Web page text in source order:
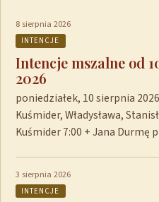
8 sierpnia 2026
INTENCJE
Intencje mszalne od
2026
poniedziałek, 10 sierpnia
Kuśmider, Władysława,
Kuśmider 7:00 + Jana Durmę
3 sierpnia 2026
INTENCJE